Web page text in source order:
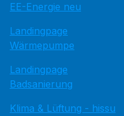
EE-Energie neu
Landingpage
Wärmepumpe
Landingpage
Badsanierung
Klima & Lüftung - hissu